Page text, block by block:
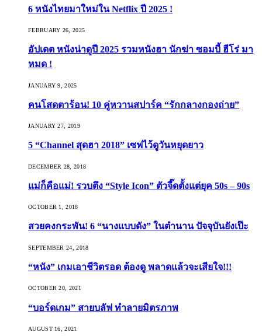
6 หนังไทยมาใหม่ใน Netflix ปี 2025 !
FEBRUARY 26, 2025
อัปเดต หนังน่าดูปี 2025 รวมหนังฮา นักฆ่า ซอมบี้ ฮีโร่ มา
หมด !
JANUARY 9, 2025
คนโสดตาร้อน! 10 คู่หวานสปาร์ค “รักกลางกองถ่าย”
JANUARY 27, 2019
5 “Channel สุดฮา 2018” เซฟไว้ดูวันหยุดยาว
DECEMBER 28, 2018
แม่ก็คือแม่! รวบตึง “Style Icon” ตัวจี๊ดตั้งแต่ยุค 50s – 90s
OCTOBER 1, 2018
สวยคงกระพัน! 6 “นางแบบดัง” ในตำนาน ปัจจุบันยังเป๊ะ
SEPTEMBER 24, 2018
“หนัง” เกมเอาชีวิตรอด ต้องดู พลาดแล้วจะเสียใจ!!!
OCTOBER 20, 2021
“บอร์ดเกม” สายบลัฟ ทำลายมิตรภาพ
AUGUST 16, 2021